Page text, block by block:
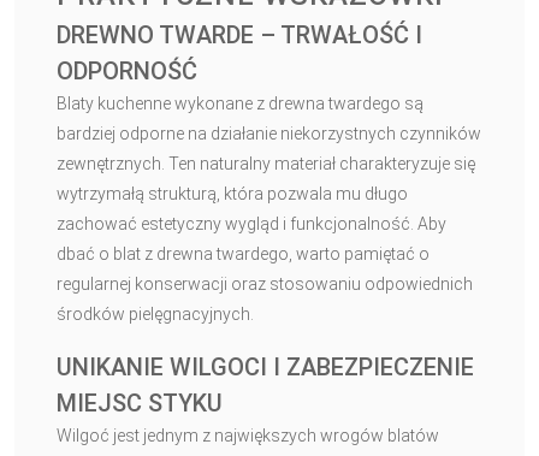
DREWNO TWARDE – TRWAŁOŚĆ I
ODPORNOŚĆ
Blaty kuchenne wykonane z drewna twardego są
bardziej odporne na działanie niekorzystnych czynników
zewnętrznych. Ten naturalny materiał charakteryzuje się
wytrzymałą strukturą, która pozwala mu długo
zachować estetyczny wygląd i funkcjonalność. Aby
dbać o blat z drewna twardego, warto pamiętać o
regularnej konserwacji oraz stosowaniu odpowiednich
środków pielęgnacyjnych.
UNIKANIE WILGOCI I ZABEZPIECZENIE
MIEJSC STYKU
Wilgoć jest jednym z największych wrogów blatów